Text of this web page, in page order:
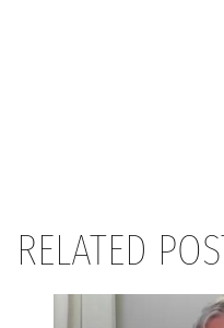
RELATED